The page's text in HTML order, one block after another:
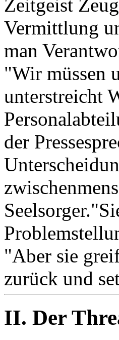
Zeitgeist
Vermittlung
man
"Wir müssen
unterstreicht
der
"Aber sie
zurück und
II. Der